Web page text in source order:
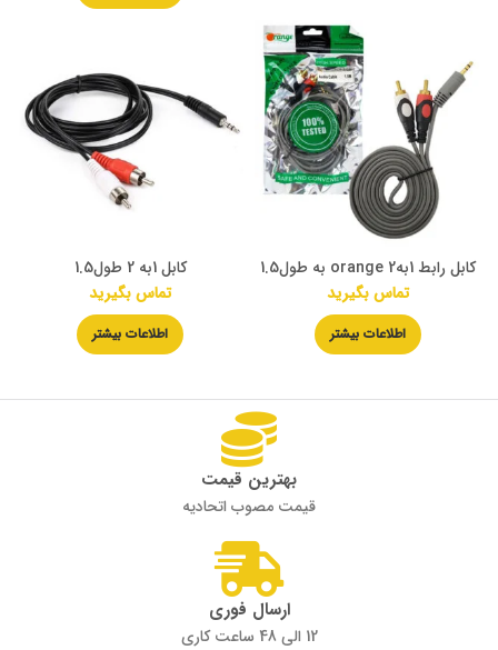
کابل رابط 1به2 orange به طول1.5
تماس بگیرید
اطلاعات بیشتر
کابل 1به 2 طول1.5
تماس بگیرید
اطلاعات بیشتر
بهترین قیمت
قیمت مصوب اتحادیه
ارسال فوری
12 الی 48 ساعت کاری